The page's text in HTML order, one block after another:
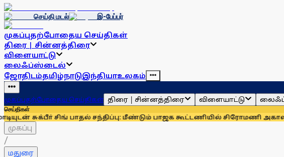
செய்தி மடல் இ-பேப்பர்
முகப்புதற்போதைய செய்திகள்
திரை | சின்னத்திரை
விளையாட்டு
லைஃப்ஸ்டைல்
ஜோதிடம்தமிழ்நாடுஇந்தியாஉலகம்
முகப்புதற்போதைய செய்திகள் திரை | சின்னத்திரை விளையாட்டு
செய்திகள்
சிங் பாதல் சந்திப்பு: மீண்டும் பாஜக கூட்டணியில் சிரோமணி அகாலிதளம்?
முகப்பு
/
மதுரை